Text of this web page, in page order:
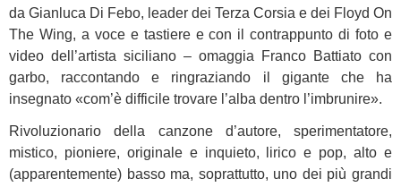
da Gianluca Di Febo, leader dei Terza Corsia e dei Floyd On
The Wing, a voce e tastiere e con il contrappunto di foto e
video dell’artista siciliano – omaggia Franco Battiato con
garbo, raccontando e ringraziando il gigante che ha
insegnato «com’è difficile trovare l’alba dentro l’imbrunire».
Rivoluzionario della canzone d’autore, sperimentatore,
mistico, pioniere, originale e inquieto, lirico e pop, alto e
(apparentemente) basso ma, soprattutto, uno dei più grandi